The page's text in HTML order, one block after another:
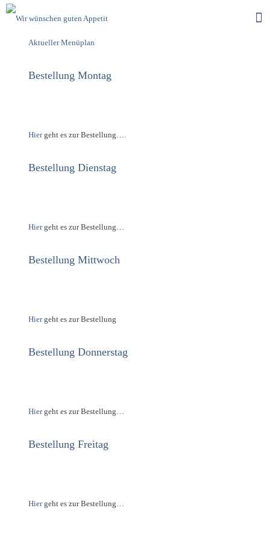
Aktueller Menüplan
Bestellung Montag
Hiergeht es zur Bestellung….
Bestellung Dienstag
Hiergeht es zur Bestellung…
Bestellung Mittwoch
Hiergeht es zur Bestellung
Bestellung Donnerstag
Hiergeht es zur Bestellung…
Bestellung Freitag
Hiergeht es zur Bestellung…